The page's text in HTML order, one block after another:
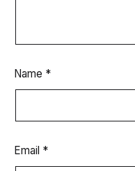
Name *
Email *